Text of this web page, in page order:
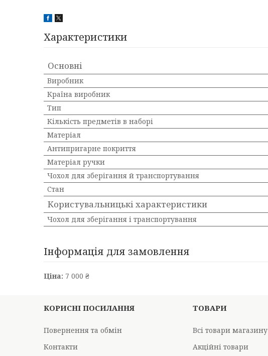
Характеристики
Основні
Виробник
Країна виробник
Тип
Кількість предметів в наборі
Матеріал
Антипригарне покриття
Матеріал ручки
Чохол для зберігання й транспортування
Стан
Користувальницькі характеристики
Чохол для зберігання і транспортування
Інформація для замовлення
Ціна: 7 000 ₴
КОРИСНІ ПОСИЛАННЯ
Повернення та обмін
Контакти
ТОВАРИ
Всі товари магазину
Акційні товари